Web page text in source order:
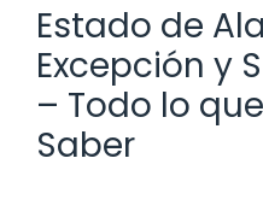
Estado de
Excepción y
– Todo lo
Saber